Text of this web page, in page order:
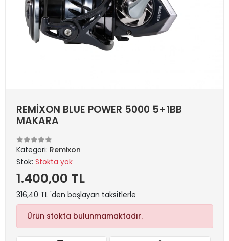
REMİXON BLUE POWER 5000 5+1BB
MAKARA
Kategori: Remixon
Stok: Stokta yok
1.400,00 TL
316,40 TL 'den başlayan taksitlerle
Ürün stokta bulunmamaktadır.